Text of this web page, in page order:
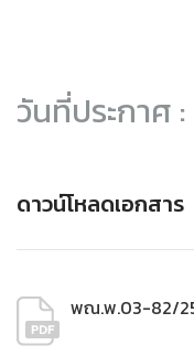
วันที่ประกาศ :
ดาวน์โหลดเอกสาร
พณ.พ.03-82/